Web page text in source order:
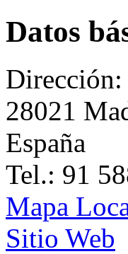
Datos
Dirección:
28021
España
Tel.: 91
Mapa
Sitio Web